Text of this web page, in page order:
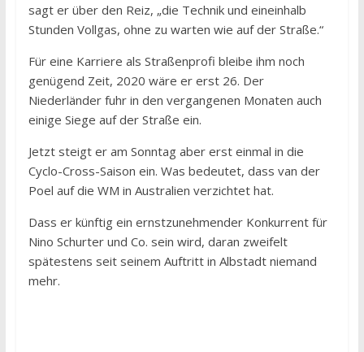
sagt er über den Reiz, „die Technik und eineinhalb
Stunden Vollgas, ohne zu warten wie auf der Straße.“
Für eine Karriere als Straßenprofi bleibe ihm noch
genügend Zeit, 2020 wäre er erst 26. Der
Niederländer fuhr in den vergangenen Monaten auch
einige Siege auf der Straße ein.
Jetzt steigt er am Sonntag aber erst einmal in die
Cyclo-Cross-Saison ein. Was bedeutet, dass van der
Poel auf die WM in Australien verzichtet hat.
Dass er künftig ein ernstzunehmender Konkurrent für
Nino Schurter und Co. sein wird, daran zweifelt
spätestens seit seinem Auftritt in Albstadt niemand
mehr.